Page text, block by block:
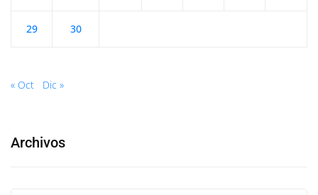
29 30
« Oct Dic »
Archivos